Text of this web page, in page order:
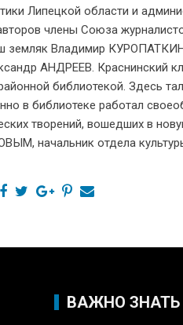
Липецкой области и
члены Союза
земляк Владимир
АНДРЕЕВ. Краснинский
библиотекой. Здесь
в библиотеке работал
творений, вошедших в
начальник отдела
ВАЖНО ЗНАТЬ